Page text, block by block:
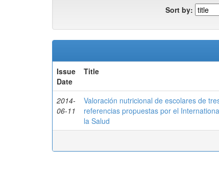
Sort by:
Issue
Date
Title
2014-
06-11
Valoración nutricional de escolares de
referencias propuestas por el
la Salud